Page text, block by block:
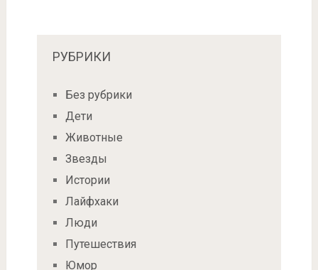
РУБРИКИ
Без рубрики
Дети
Животные
Звезды
Истории
Лайфхаки
Люди
Путешествия
Юмор